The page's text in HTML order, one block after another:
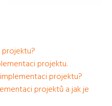
projektu.
projektu?
projektů a jak je